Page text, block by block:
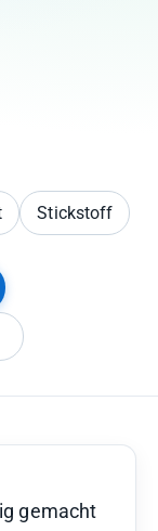
Stickstoff
gemacht